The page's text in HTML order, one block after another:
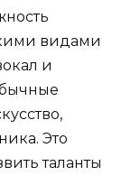
видами
и
Это
таланты